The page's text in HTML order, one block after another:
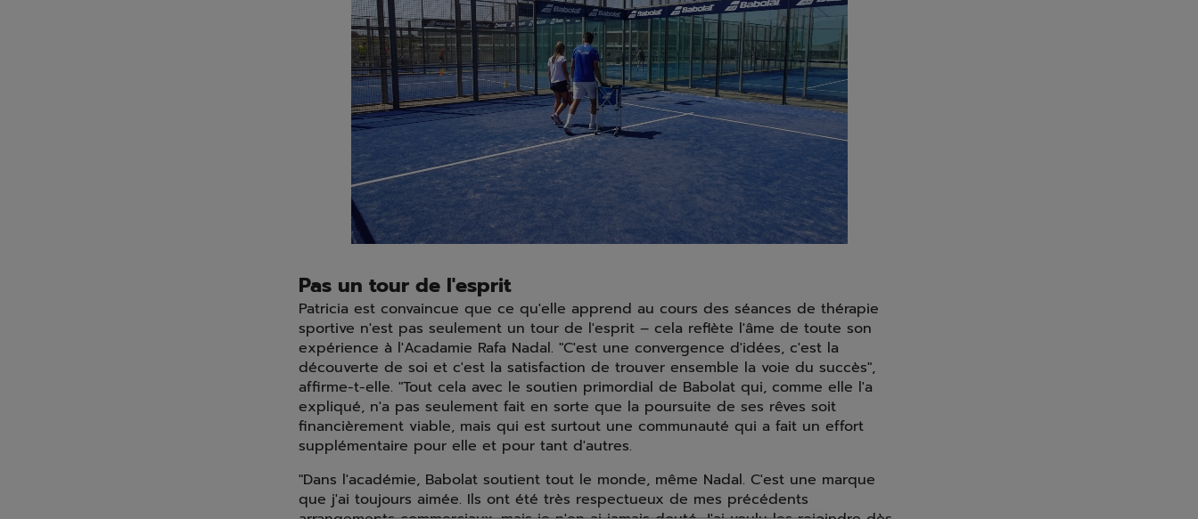
Pas un tour de l'esprit
Patricia est convaincue que ce qu'elle apprend au cours des séances de thérapie
sportive n'est pas seulement un tour de l'esprit – cela reflète l'âme de toute son
expérience à l'Acadamie Rafa Nadal. "C'est une convergence d'idées, c'est la
découverte de soi et c'est la satisfaction de trouver ensemble la voie du succès",
affirme-t-elle. "Tout cela avec le soutien primordial de Babolat qui, comme elle l'a
expliqué, n'a pas seulement fait en sorte que la poursuite de ses rêves soit
financièrement viable, mais qui est surtout une communauté qui a fait un effort
supplémentaire pour elle et pour tant d'autres.
"Dans l'académie, Babolat soutient tout le monde, même Nadal. C'est une marque
que j'ai toujours aimée. Ils ont été très respectueux de mes précédents